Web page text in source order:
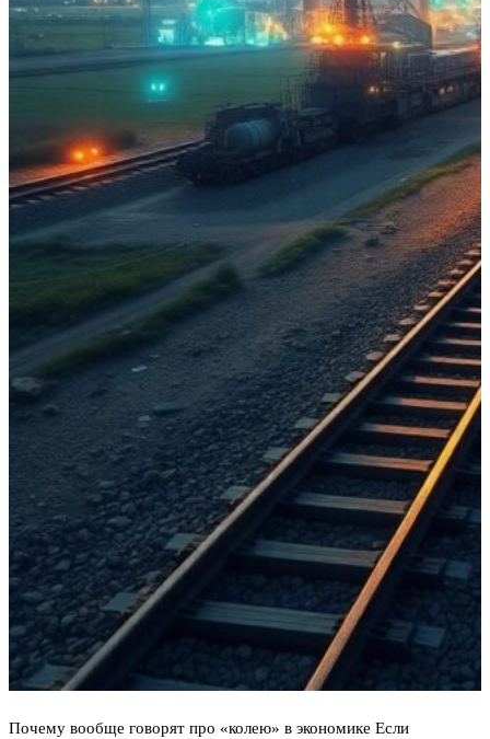
Почему вообще говорят про «колею» в экономике Если